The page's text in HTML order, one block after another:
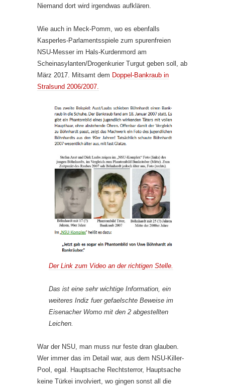
Niemand dort wird irgendwas aufklären.
Wie auch in Meck-Pomm, wo es ebenfalls
Kasperles-Parlamentsspiele zum spurenfreien
NSU-Messer im Hals-Kurdenmord am
Scheinasylanten/Drogenkurier Turgut geben soll, ab
März 2017. Mitsamt dem Doppel-Bankraub in
Stralsund 2006/2007.
Der Link zum Video an der richtigen Stelle.
Das ist eine sehr wichtige Information, ein
weiteres Indiz fuer gefaelschte Beweise im
Eisenacher Womo mit den 2 abgestellten
Leichen.
War der NSU, man muss nur feste dran glauben.
Wer immer das im Detail war, aus dem NSU-Killer-
Pool, egal. Hauptsache Rechtsterror, Hauptsache
keine Türkei involviert, wo gingen sonst all die